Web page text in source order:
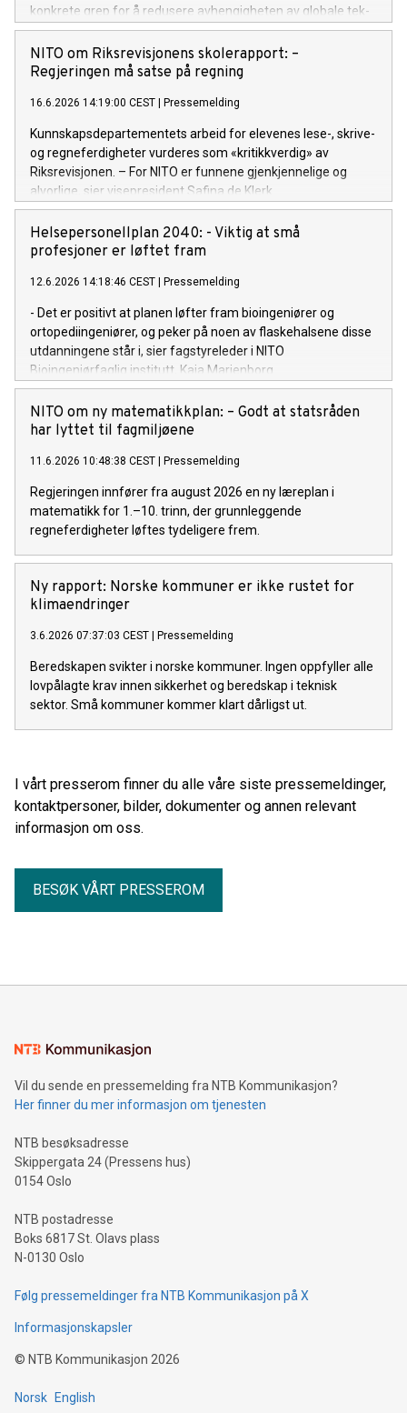
konkrete grep for å redusere avhengigheten av globale tek-
giganter.
NITO om Riksrevisjonens skolerapport: –
Regjeringen må satse på regning
16.6.2026 14:19:00 CEST Pressemelding
Kunnskapsdepartementets arbeid for elevenes lese-, skrive-
og regneferdigheter vurderes som «kritikkverdig» av
Riksrevisjonen. – For NITO er funnene gjenkjennelige og
alvorlige, sier visepresident Safina de Klerk.
Helsepersonellplan 2040: - Viktig at små
profesjoner er løftet fram
12.6.2026 14:18:46 CEST Pressemelding
- Det er positivt at planen løfter fram bioingeniører og
ortopediingeniører, og peker på noen av flaskehalsene disse
utdanningene står i, sier fagstyreleder i NITO
Bioingeniørfaglig institutt, Kaja Marienborg.
NITO om ny matematikkplan: – Godt at statsråden
har lyttet til fagmiljøene
11.6.2026 10:48:38 CEST Pressemelding
Regjeringen innfører fra august 2026 en ny læreplan i
matematikk for 1.–10. trinn, der grunnleggende
regneferdigheter løftes tydeligere frem.
Ny rapport: Norske kommuner er ikke rustet for
klimaendringer
3.6.2026 07:37:03 CEST Pressemelding
Beredskapen svikter i norske kommuner. Ingen oppfyller alle
lovpålagte krav innen sikkerhet og beredskap i teknisk
sektor. Små kommuner kommer klart dårligst ut.
I vårt presserom finner du alle våre siste pressemeldinger,
kontaktpersoner, bilder, dokumenter og annen relevant
informasjon om oss.
BESØK VÅRT PRESSEROM
Vil du sende en pressemelding fra NTB Kommunikasjon?
Her finner du mer informasjon om tjenesten
NTB besøksadresse
Skippergata 24 (Pressens hus)
0154 Oslo
NTB postadresse
Boks 6817 St. Olavs plass
N-0130 Oslo
Følg pressemeldinger fra NTB Kommunikasjon på X
Informasjonskapsler
© NTB Kommunikasjon 2026
Norsk English